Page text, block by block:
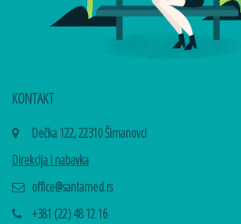
KONTAKT
Dečka 122, 22310 Šimanovci
Direkcija i nabavka
office@santamed.rs
+381 (22) 48 12 16